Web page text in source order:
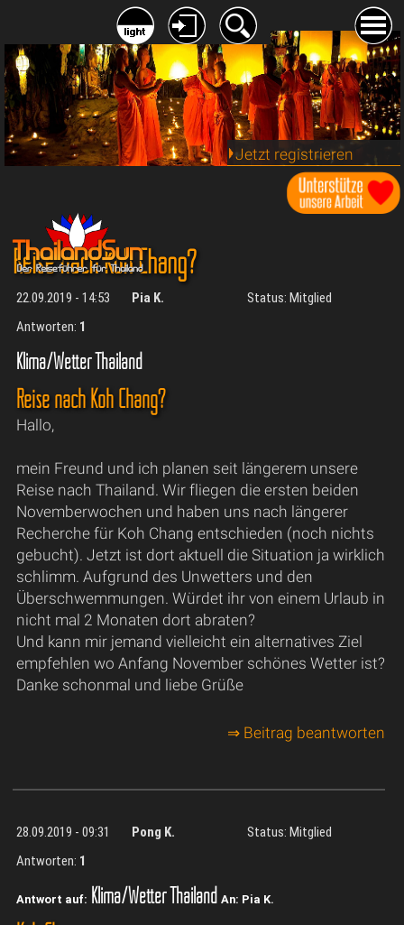
Jetzt registrieren
Reise nach Koh Chang?
22.09.2019 - 14:53 Pia K.
Status: Mitglied
Antworten: 1
Klima/Wetter Thailand
Reise nach Koh Chang?
Hallo,
mein Freund und ich planen seit längerem unsere
Reise nach Thailand. Wir fliegen die ersten beiden
Novemberwochen und haben uns nach längerer
Recherche für Koh Chang entschieden (noch nichts
gebucht). Jetzt ist dort aktuell die Situation ja wirklich
schlimm. Aufgrund des Unwetters und den
Überschwemmungen. Würdet ihr von einem Urlaub in
nicht mal 2 Monaten dort abraten?
Und kann mir jemand vielleicht ein alternatives Ziel
empfehlen wo Anfang November schönes Wetter ist?
Danke schonmal und liebe Grüße
⇒ Beitrag beantworten
28.09.2019 - 09:31 Pong K.
Status: Mitglied
Antworten: 1
Antwort auf: Klima/Wetter Thailand An: Pia K.